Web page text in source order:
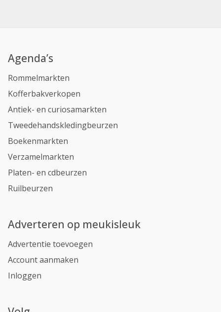
Agenda’s
Rommelmarkten
Kofferbakverkopen
Antiek- en curiosamarkten
Tweedehandskledingbeurzen
Boekenmarkten
Verzamelmarkten
Platen- en cdbeurzen
Ruilbeurzen
Adverteren op meukisleuk
Advertentie toevoegen
Account aanmaken
Inloggen